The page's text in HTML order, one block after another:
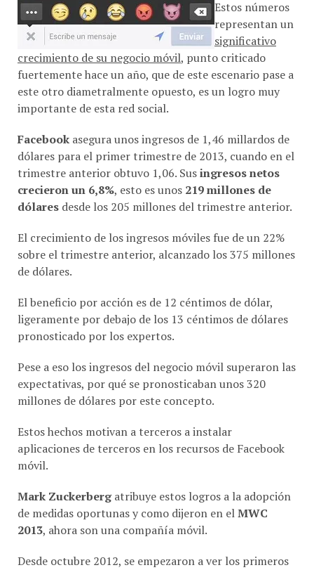
representan un
significativo
crecimiento de su negocio móvil, punto criticado
fuertemente hace un año, que de este escenario pase a
este otro diametralmente opuesto, es un logro muy
importante de esta red social.
dólares para el primer trimestre de 2013, cuando en el
trimestre anterior obtuvo 1,06. Sus ingresos netos
crecieron un 6,8% , esto es unos219 millones de
dólaresdesde los 205 millones del trimestre anterior.
sobre el trimestre anterior, alcanzado los 375 millones
de dólares.
ligeramente por debajo de los 13 céntimos de dólares
pronosticado por los expertos.
expectativas, por qué se pronosticaban unos 320
millones de dólares por este concepto.
aplicaciones de terceros en los recursos de Facebook
móvil.
de medidas oportunas y como dijeron en elMWC
2013, ahora son una compañía móvil.
frutos de la estrategia móvil implementada por